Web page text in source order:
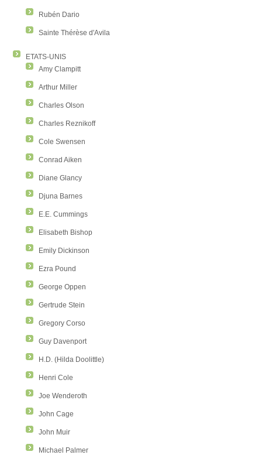
Rubén Dario
Sainte Thérèse d'Avila
ETATS-UNIS
Amy Clampitt
Arthur Miller
Charles Olson
Charles Reznikoff
Cole Swensen
Conrad Aiken
Diane Glancy
Djuna Barnes
E.E. Cummings
Elisabeth Bishop
Emily Dickinson
Ezra Pound
George Oppen
Gertrude Stein
Gregory Corso
Guy Davenport
H.D. (Hilda Doolittle)
Henri Cole
Joe Wenderoth
John Cage
John Muir
Michael Palmer